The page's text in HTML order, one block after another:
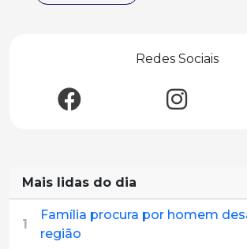
Redes Sociais
Mais lidas do dia
1
Família procura por homem
região